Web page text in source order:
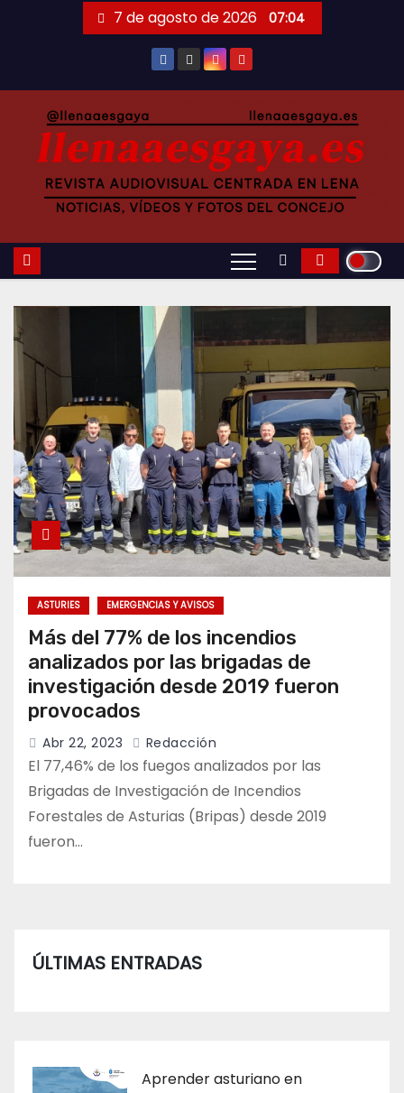
7 de agosto de 2026 07:04
ASTURIES EMERGENCIAS Y AVISOS
Más del 77% de los incendios
analizados por las brigadas de
investigación desde 2019 fueron
provocados
Abr 22, 2023 Redacción
El 77,46% de los fuegos analizados por las
Brigadas de Investigación de Incendios
Forestales de Asturias (Bripas) desde 2019
fueron…
ÚLTIMAS ENTRADAS
Aprender asturiano en